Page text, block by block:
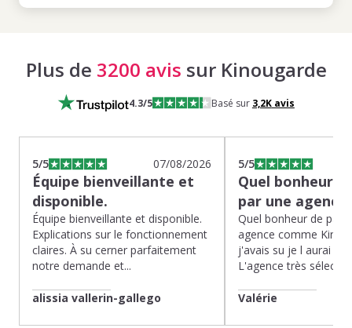
Plus de 3200 avis sur Kinougarde
4.3/5 Basé sur 3,2Kavis
5/5 07/08/2026
Équipe bienveillante et
disponible.
Équipe bienveillante et disponible.
Explications sur le fonctionnement
claires. À su cerner parfaitement
notre demande et...
alissia vallerin-gallego
5/5
Quel bonheur
par une
Quel bonheur de
agence comme
j'avais su je l aurai
L'agence très
Valérie